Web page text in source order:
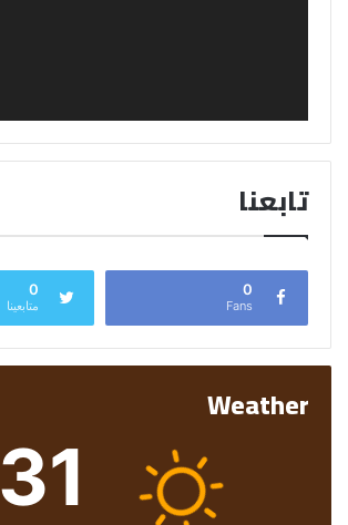
تابعنا
0
Fans
0
متابعينا
Weather
31